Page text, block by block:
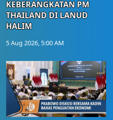
KEBERANGKATAN PM
THAILAND DI LANUD
HALIM
5 Aug 2026, 5:00 AM